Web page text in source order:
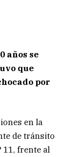
años se
que
por
en la
de tránsito
11, frente al